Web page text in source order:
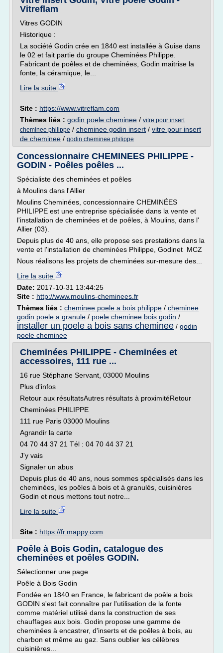
Vitreflam
Vitres GODIN
Historique :
La société Godin crée en 1840 est installée à Guise dans
le 02 et fait partie du groupe Cheminées Philippe.
Fabricant de poêles et de cheminées, Godin maitrise la
fonte, la céramique, le...
Lire la suite
Site : https://www.vitreflam.com
Thèmes liés : godin poele cheminee / vitre pour insert
cheminee philippe / cheminee godin insert / vitre pour insert
de cheminee / godin cheminee philippe
Concessionnaire CHEMINEES PHILIPPE -
GODIN - Poêles poêles ...
Spécialiste des cheminées et poêles
à Moulins dans l'Allier
Moulins Cheminées, concessionnaire CHEMINÉES
PHILIPPE est une entreprise spécialisée dans la vente et
l'installation de cheminées et de poêles, à Moulins, dans l'
Allier (03).
Depuis plus de 40 ans, elle propose ses prestations dans la
vente et l'installation de cheminées Philippe, Godinet MCZ
Nous réalisons les projets de cheminées sur-mesure des...
Lire la suite
Date: 2017-10-31 13:44:25
Site : http://www.moulins-cheminees.fr
Thèmes liés : cheminee poele a bois philippe / cheminee
godin poele a granule / poele cheminee bois godin /
installer un poele a bois sans cheminee / godin
poele cheminee
Cheminées PHILIPPE - Cheminées et
accessoires, 111 rue ...
16 rue Stéphane Servant, 03000 Moulins
Plus d'infos
Retour aux résultatsAutres résultats à proximitéRetour
Cheminées PHILIPPE
111 rue Paris 03000 Moulins
Agrandir la carte
04 70 44 37 21 Tél : 04 70 44 37 21
J'y vais
Signaler un abus
Depuis plus de 40 ans, nous sommes spécialisés dans les
cheminées, les poêles à bois et à granulés, cuisinières
Godin et nous mettons tout notre...
Lire la suite
Site : https://fr.mappy.com
Poêle à Bois Godin, catalogue des
cheminées et poêles GODIN.
Sélectionner une page
Poêle à Bois Godin
Fondée en 1840 en France, le fabricant de poêle a bois
GODIN s'est fait connaître par l'utilisation de la fonte
comme matériel utilisé dans la construction de ses
chauffages aux bois. Godin propose une gamme de
cheminées à encastrer, d'inserts et de poêles à bois, au
charbon et même au gaz. Sans oublier les célèbres
cuisinières...